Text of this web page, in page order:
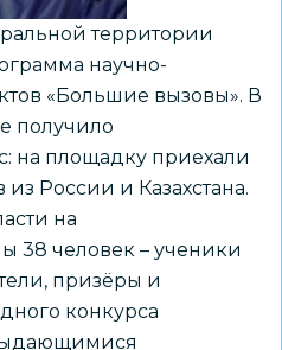
территории
научно-
«Большие вызовы». В
получило
на площадку приехали
России и Казахстана.
на
38 человек – ученики
призёры и
конкурса